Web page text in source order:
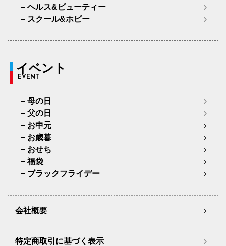
ヘルス&ビューティー
スクール&ホビー
イベント
EVENT
母の日
父の日
お中元
お歳暮
おせち
福袋
ブラックフライデー
会社概要
特定商取引に基づく表示